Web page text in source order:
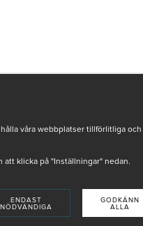
våra webbplatser tillförlitliga
att klicka på "Inställningar" nedan.
ENDAST
NÖDVÄNDIGA
GODKÄNN
ALLA